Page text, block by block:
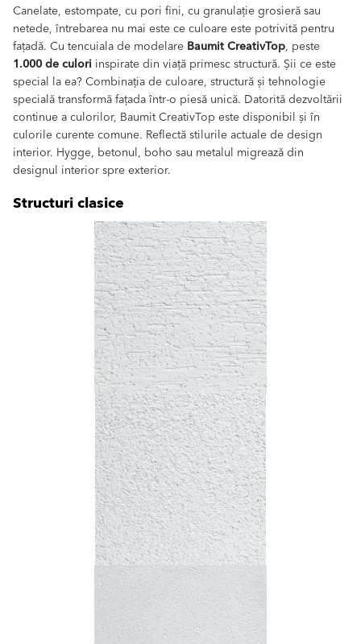
Canelate, estompate, cu pori fini, cu granulație grosieră sau
netede, întrebarea nu mai este ce culoare este potrivită pentru
fațadă. Cu tencuiala de modelare Baumit CreativTop, peste
1.000 de culori inspirate din viață primesc structură. Șii ce este
special la ea? Combinația de culoare, structură și tehnologie
specială transformă fațada într-o piesă unică. Datorită dezvoltării
continue a culorilor, Baumit CreativTop este disponibil și în
culorile curente comune. Reflectă stilurile actuale de design
interior. Hygge, betonul, boho sau metalul migrează din
designul interior spre exterior.
Structuri clasice